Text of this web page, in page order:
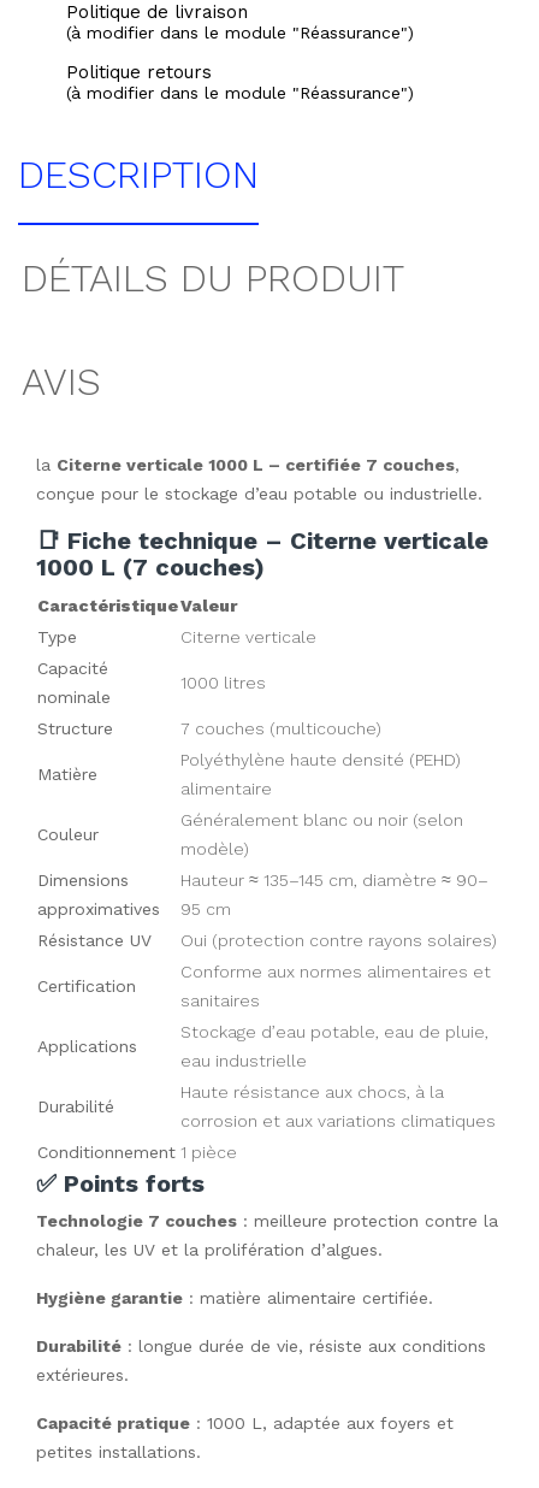
Politique de livraison
(à modifier dans le module "Réassurance")
Politique retours
(à modifier dans le module "Réassurance")
DESCRIPTION
DÉTAILS DU PRODUIT
AVIS
la Citerne verticale 1000 L – certifiée 7 couches,
conçue pour le stockage d’eau potable ou industrielle.
📑 Fiche technique – Citerne verticale
1000 L (7 couches)
CaractéristiqueValeur
Type
Citerne verticale
Capacité
nominale
1000 litres
Structure 7 couches (multicouche)
Matière
Polyéthylène haute densité (PEHD)
alimentaire
Couleur
Généralement blanc ou noir (selon
modèle)
Dimensions
approximatives
Hauteur ≈ 135–145 cm, diamètre ≈ 90–
95 cm
Résistance UV
Oui (protection contre rayons solaires)
Certification
Conforme aux normes alimentaires et
sanitaires
Applications
Stockage d’eau potable, eau de pluie,
eau industrielle
Durabilité
Haute résistance aux chocs, à la
corrosion et aux variations climatiques
Conditionnement 1 pièce
✅ Points forts
Technologie 7 couches : meilleure protection contre la
chaleur, les UV et la prolifération d’algues.
Hygiène garantie : matière alimentaire certifiée.
Durabilité : longue durée de vie, résiste aux conditions
extérieures.
Capacité pratique : 1000 L, adaptée aux foyers et
petites installations.